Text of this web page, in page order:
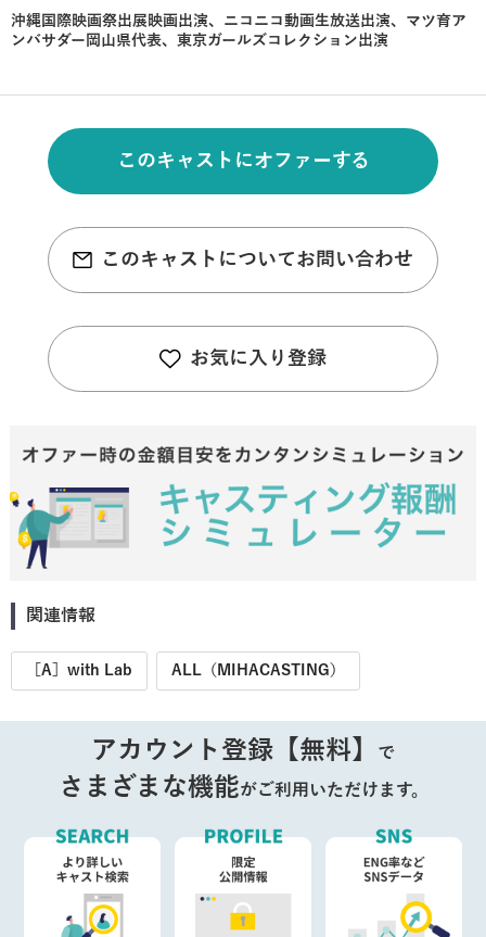
沖縄国際映画祭出展映画出演、ニコニコ動画生放送出演、マツ育ア
ンバサダー岡山県代表、東京ガールズコレクション出演
このキャストにオファーする
このキャストについてお問い合わせ
お気に入り登録
関連情報
［A］with Lab ALL（MIHACASTING）
アカウント登録【無料】 で
さまざまな機能がご利用いただけます。